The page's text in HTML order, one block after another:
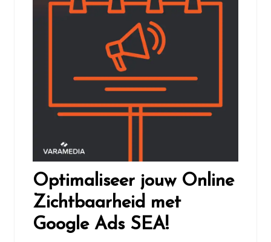
Optimaliseer jouw Online
Zichtbaarheid met
Google Ads SEA!